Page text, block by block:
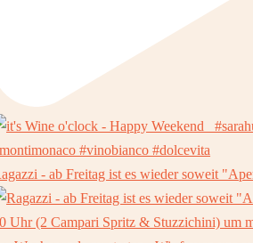
- ab Freitag ist es wieder soweit